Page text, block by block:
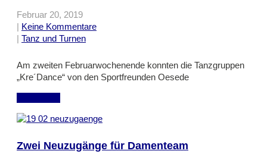
Februar 20, 2019
| Keine Kommentare
| Tanz und Turnen
Am zweiten Februarwochenende konnten die Tanzgruppen
„Kre´Dance“ von den Sportfreunden Oesede
Zwei Neuzugänge für Damenteam